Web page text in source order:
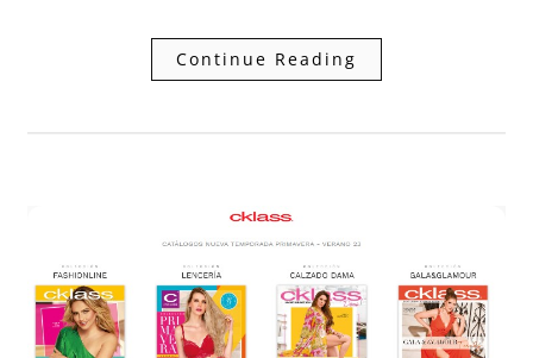
Continue Reading